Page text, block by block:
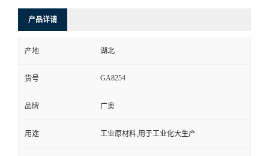
产品详请
产地 湖北
货号 GA8254
品牌 广奥
用途 工业原材料,用于工业化大生产